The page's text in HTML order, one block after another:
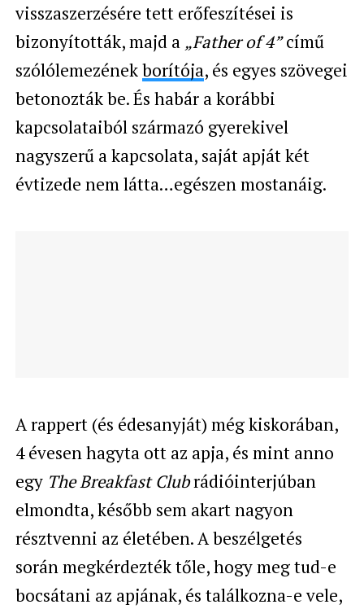
visszaszerzésére tett erőfeszítései is
bizonyították, majd a „Father of 4”című
szólólemezénekborítója, és egyes szövegei
betonozták be. És habár a korábbi
kapcsolataiból származó gyerekivel
nagyszerű a kapcsolata, saját apját két
évtizede nem látta…egészen mostanáig.
A rappert (és édesanyját) még kiskorában,
4 évesen hagyta ott az apja, és mint anno
egy The Breakfast Clubrádióinterjúban
elmondta, később sem akart nagyon
résztvenni az életében. A beszélgetés
során megkérdezték tőle, hogy meg tud-e
bocsátani az apjának, és találkozna-e vele,